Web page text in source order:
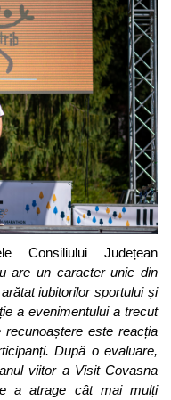
Consiliului Județean
are un caracter unic din
iubitorilor sportului și
a evenimentului a trecut
este reacția
După o evaluare,
viitor a Visit Covasna
a atrage cât mai mulți